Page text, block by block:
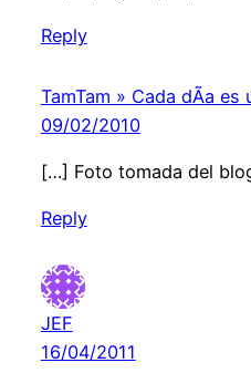
Reply
TamTam » Cada dÃ­a es
09/02/2010
[…] Foto tomada del
Reply
JEF
16/04/2011